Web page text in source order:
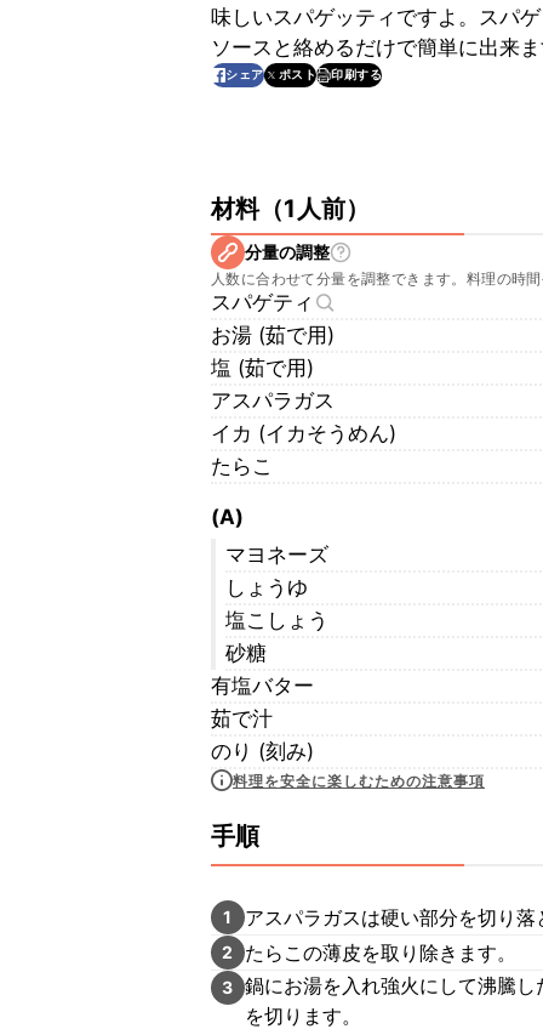
味しいスパゲッティですよ。スパ
ソースと絡めるだけで簡単に出来
シェア ポスト 印刷する
材料（1人前）
分量の調整
人数に合わせて分量を調整できます。料理の時
スパゲティ
お湯 (茹で用)
塩 (茹で用)
アスパラガス
イカ (イカそうめん)
たらこ
(A)
マヨネーズ
しょうゆ
塩こしょう
砂糖
有塩バター
茹で汁
のり (刻み)
料理を安全に楽しむための注意事項
手順
1 アスパラガスは硬い部分を切り
2 たらこの薄皮を取り除きます。
3 鍋にお湯を入れ強火にして沸騰
を切ります。